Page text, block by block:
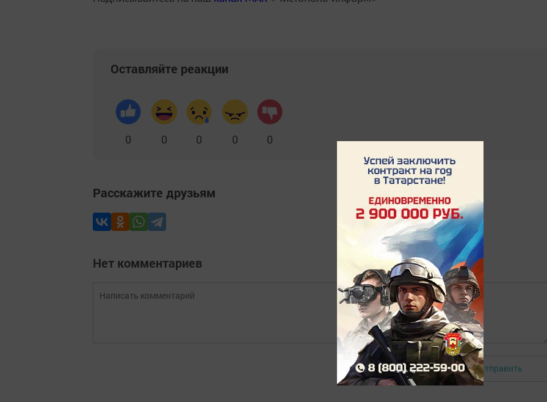
Оставляйте реакции
0 0 0 0 0
Расскажите друзьям
Нет комментариев
Авторизоваться Отправить